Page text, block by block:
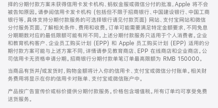
择的分期付款方案未获得信用卡发卡机构、蚂蚁金服或微信分付的批准，Apple 将不会
被告知原因。请参阅信用卡发卡机构 (包括但不限于招商银行、中国建设银行、中国工商
银行等，具体支持分期付款服务的可选择银行请见付款页面) 网站、支付宝网站和微信
分付服务页面，了解相关条件、费用和收费。订单可能需要满足特定金额要求，不同免息
分期期数对应的最低限额可能有所不同。上述分期付款服务只适用于个人消费者。企业
和教育机构客户、企业员工购买计划 (EPP) 和 Apple 员工购买计划 (EPP) 适用的分
期付款方案可能与上述方案不同，详情请参见教育商店、EPP 在线商店和企业商店。公
司信用卡无资格申请分期。招商银行分期付款单笔订单最高限额为 RMB 150000。
当商品有货并/或发货时，购物金额将计入你的信用卡、支付宝或微信分付账单。相关财
务费用将显示在你的信用卡对账单、支付宝或微信账户中。
产品按广告宣传价或标价提供分期付款服务。价格包含增值税。所有订单均可享受免费
送货服务。